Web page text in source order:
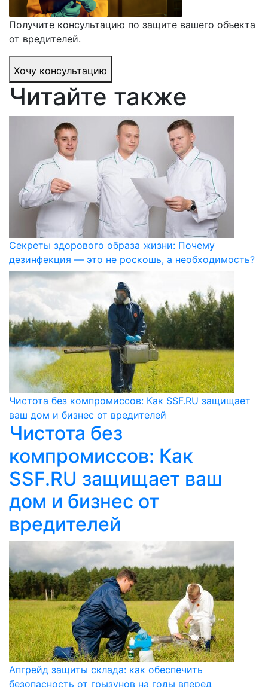
Получите консультацию по защите вашего объекта
от вредителей.
Хочу консультацию
Читайте также
Секреты здорового образа жизни: Почему
дезинфекция — это не роскошь, а необходимость?
Чистота без компромиссов: Как SSF.RU защищает
ваш дом и бизнес от вредителей
Чистота без
компромиссов: Как
SSF.RU защищает ваш
дом и бизнес от
вредителей
Апгрейд защиты склада: как обеспечить
безопасность от грызунов на годы вперед